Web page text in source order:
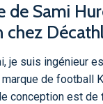
de Sami
chez
je suis ingénieur
de football
conception est de